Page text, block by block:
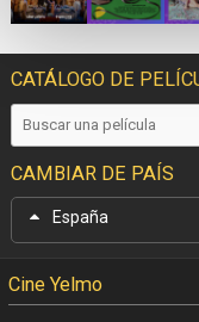
CATÁLOGO DE
CAMBIAR DE PAÍS
España
Cine Yelmo